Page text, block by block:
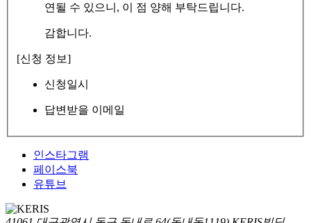
연될 수 있으니, 이 점 양해 부탁드립니다.
감합니다.
[신청 정보]
신청일시
답변받을 이메일
인스타그램
페이스북
유튜브